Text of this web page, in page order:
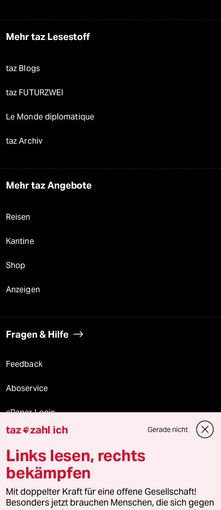
Mehr taz Lesestoff
taz Blogs
taz FUTURZWEI
Le Monde diplomatique
taz Archiv
Mehr taz Angebote
Reisen
Kantine
Shop
Anzeigen
Fragen & Hilfe
Feedback
Aboservice
ePaper Login
Downloads für Abonnierende
© 2026 taz Verlags und Vertriebs GmbH
Alle Rechte vorbehalten. Bei rechtlichen Fragen oder für Genehmigungen
wenden Sie sich bitte an lizenzen@taz.de
taz zahl ich Gerade nicht
Links lesen, rechts
bekämpfen
Mit doppelter Kraft für eine offene Gesellschaft!
Besonders jetzt brauchen Menschen, die sich gegen